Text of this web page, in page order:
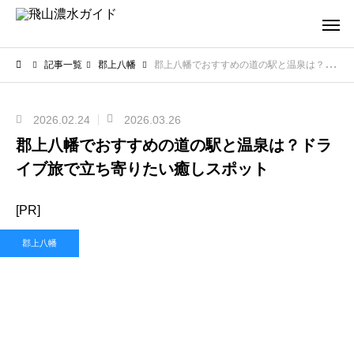
記事一覧 郡上八幡 郡上八幡でおすすめの道の駅と温泉は？ドライブ旅で立ち寄りたい癒しスポット
2026.02.24 2026.03.26
郡上八幡でおすすめの道の駅と温泉は？ドラ
イブ旅で立ち寄りたい癒しスポット
[PR]
郡上八幡